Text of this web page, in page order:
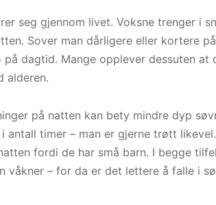
seg gjennom livet. Voksne trenger i
Sover man dårligere eller kortere
dagtid. Mange opplever dessuten
alderen.
på natten kan bety mindre dyp
antall timer – man er gjerne trøtt
fordi de har små barn. I begge
våkner – for da er det lettere å falle i